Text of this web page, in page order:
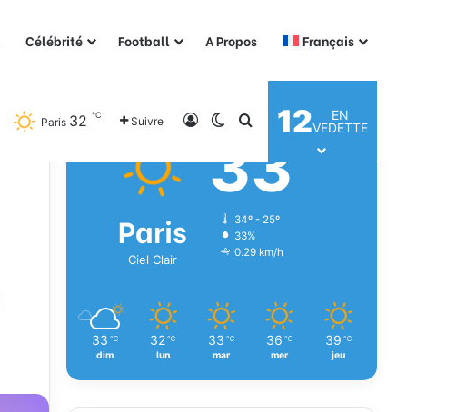
Célébrité Football A Propos Français
Paris 32 ℃ Suivre ConnexionSwitch skin
Rechercher
12
EN
VEDETTE
Météo
Paris
Ciel Clair
33 ℃
34º - 25º
33%
0.29 km/h
33 ℃
dim
32 ℃
lun
33 ℃
mar
36 ℃
mer
39 ℃
jeu